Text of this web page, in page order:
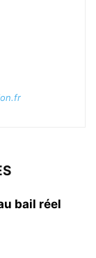
bail réel